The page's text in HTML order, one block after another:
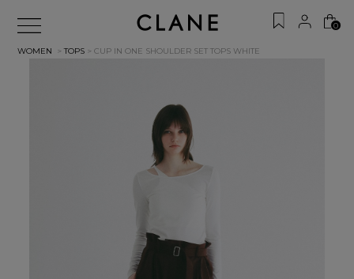
0
WOMEN >TOPS > CUP IN ONE SHOULDER SET TOPSWHITE